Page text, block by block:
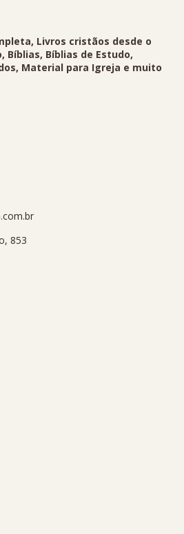
Livros cristãos desde o
Bíblias de Estudo,
Material para Igreja e muito
853